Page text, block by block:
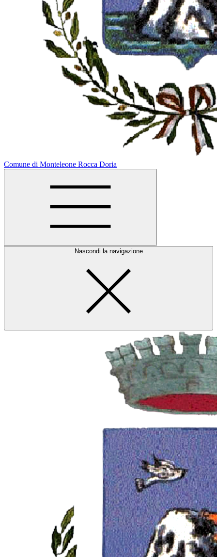
Comune di Monteleone Rocca Doria
Nascondi la navigazione